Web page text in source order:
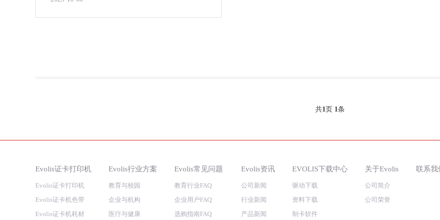
共1页 1条
Evolis证卡打印机
Evolis证卡打印机
Evolis证卡机色带
Evolis证卡机耗材
Evolis行业方案
教育与校园
企业与机构
医疗与健康
Evolis常见问题
教育行业FAQ
企业用户FAQ
选购指南FAQ
Evolis资讯
公司新闻
行业新闻
产品新闻
EVOLIS下载中心
驱动下载
资料下载
制卡软件
关于Evolis
公司简介
公司荣誉
联系我